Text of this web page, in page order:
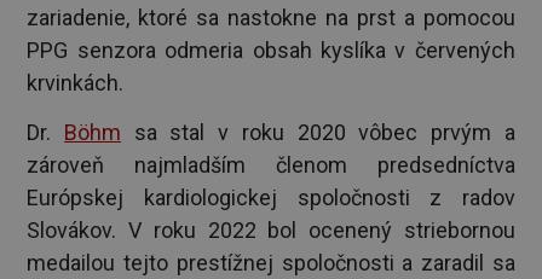
zariadenie, ktoré sa nastokne na prst a pomocou
PPG senzora odmeria obsah kyslíka v červených
krvinkách.
Dr. Böhm sa stal v roku 2020 vôbec prvým a
zároveň najmladším členom predsedníctva
Európskej kardiologickej spoločnosti z radov
Slovákov. V roku 2022 bol ocenený striebornou
medailou tejto prestížnej spoločnosti a zaradil sa